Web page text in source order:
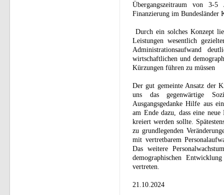
Übergangszeitraum von
Finanzierung im Bundesländer
Durch ein solches Konzept
Leistungen wesentlich
Administrationsaufwand
wirtschaftlichen und
Kürzungen führen zu müssen
Der gut gemeinte Ansatz der
uns das gegenwärtige
Ausgangsgedanke Hilfe aus
am Ende dazu, dass eine
kreiert werden sollte.
zu grundlegenden
mit vertretbarem
Das weitere
demographischen
vertreten.
21.10.2024